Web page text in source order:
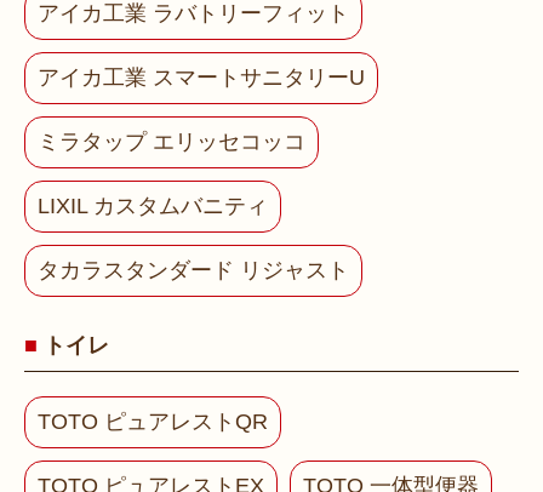
アイカ工業 ラバトリーフィット
アイカ工業 スマートサニタリーU
ミラタップ エリッセコッコ
LIXIL カスタムバニティ
タカラスタンダード リジャスト
トイレ
TOTO ピュアレストQR
TOTO ピュアレストEX TOTO 一体型便器